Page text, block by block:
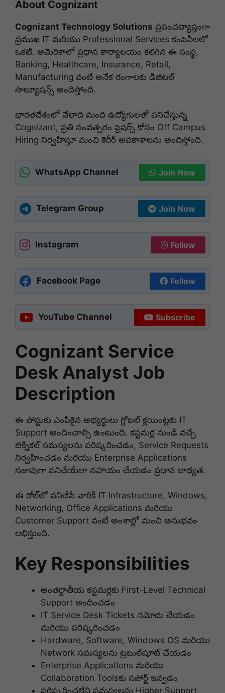
About Cognizant
Cognizant Technology Solutions ప్రపంచవ్యాప్తంగా
ప్రముఖ IT మరియు Professional Services కంపెనీలలో
ఒకటి. అమెరికాలో ప్రధాన కార్యాలయం కలిగిన ఈ సంస్థ,
Banking, Healthcare, Insurance, Retail,
Manufacturing వంటి అనేక రంగాలకు డిజిటల్
సొల్యూషన్స్ అందిస్తోంది.
భారతదేశంలో వేలాది మంది ఉద్యోగులతో పనిచేస్తున్న
Cognizant, ప్రతి సంవత్సరం ఫ్రెషర్స్ కోసం Off Campus
Hiring నిర్వహిస్తూ మంచి కెరీర్ అవకాశాలను అందిస్తోంది.
WhatsApp Channel Join Now
Telegram Group Join Now
Instagram Follow
Facebook Page Follow
YouTube Channel Subscribe
Cognizant Service
Desk Analyst Job
Description
ఈ పోస్టుకు ఎంపికైన అభ్యర్థులు గ్లోబల్ క్లయింట్లకు IT
Support అందించాల్సి ఉంటుంది. కస్టమర్ల నుండి వచ్చే
టెక్నికల్ సమస్యలను పరిష్కరించడం, Service Requests
నిర్వహించడం మరియు Enterprise Applications
సజావుగా పనిచేయేలా సహాయం చేయడం ప్రధాన బాధ్యత.
ఈ రోల్‌లో పనిచేసే వారికి IT Infrastructure, Windows,
Networking, Office Applications మరియు
Customer Support వంటి అంశాల్లో మంచి అనుభవం
లభిస్తుంది.
Key Responsibilities
అంతర్జాతీయ కస్టమర్లకు First-Level Technical
Support అందించడం
IT Service Desk Tickets నమోదు చేయడం
మరియు పరిష్కరించడం
Hardware, Software, Windows OS మరియు
Network సమస్యలను ట్రబుల్‌షూట్ చేయడం
Enterprise Applications మరియు
Collaboration Tools‌కు సపోర్ట్ ఇవ్వడం
పరిష్కరించలేని సమస్యలను Higher Support